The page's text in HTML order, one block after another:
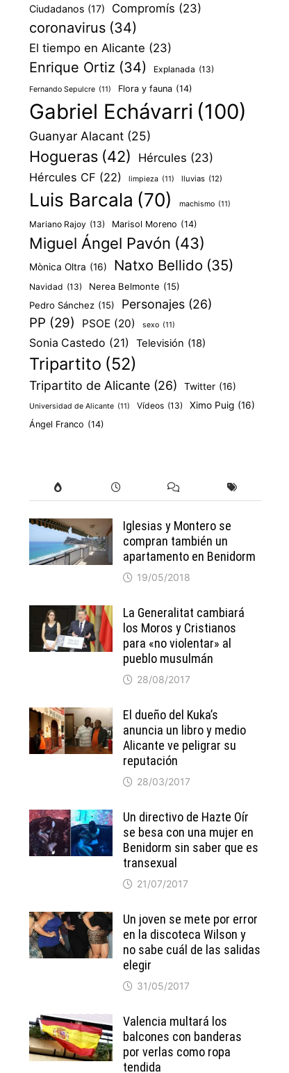
Ciudadanos (17) Compromís (23)
coronavirus (34)
El tiempo en Alicante (23)
Enrique Ortiz (34) Explanada (13)
Fernando Sepulcre (11) Flora y fauna (14)
Gabriel Echávarri (100)
Guanyar Alacant (25)
Hogueras (42) Hércules (23)
Hércules CF (22) limpieza (11) lluvias (12)
Luis Barcala (70) machismo (11)
Mariano Rajoy (13) Marisol Moreno (14)
Miguel Ángel Pavón (43)
Mònica Oltra (16) Natxo Bellido (35)
Navidad (13) Nerea Belmonte (15)
Pedro Sánchez (15) Personajes (26)
PP (29) PSOE (20) sexo (11)
Sonia Castedo (21) Televisión (18)
Tripartito (52)
Tripartito de Alicante (26) Twitter (16)
Universidad de Alicante (11) Vídeos (13) Ximo Puig (16)
Ángel Franco (14)
Iglesias y Montero se
compran también un
apartamento en Benidorm
19/05/2018
La Generalitat cambiará
los Moros y Cristianos
para «no violentar» al
pueblo musulmán
28/08/2017
El dueño del Kuka’s
anuncia un libro y medio
Alicante ve peligrar su
reputación
28/03/2017
Un directivo de Hazte Oír
se besa con una mujer en
Benidorm sin saber que es
transexual
21/07/2017
Un joven se mete por error
en la discoteca Wilson y
no sabe cuál de las salidas
elegir
31/05/2017
Valencia multará los
balcones con banderas
por verlas como ropa
tendida